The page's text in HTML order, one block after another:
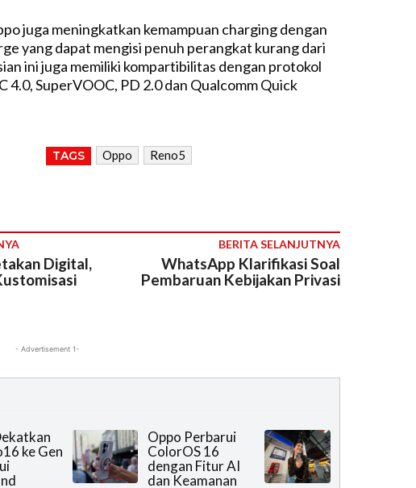
juga meningkatkan kemampuan charging dengan
yang dapat mengisi penuh perangkat kurang dari
ini juga memiliki kompartibilitas dengan protokol
4.0, SuperVOOC, PD 2.0 dan Qualcomm Quick
TAGS Oppo Reno5
Digital,
BERITA SELANJUTNYA
WhatsApp Klarifikasi Soal
Pembaruan Kebijakan Privasi
- Advertisement 1-
ke Gen
Oppo Perbarui
ColorOS 16
dengan Fitur AI
dan Keamanan